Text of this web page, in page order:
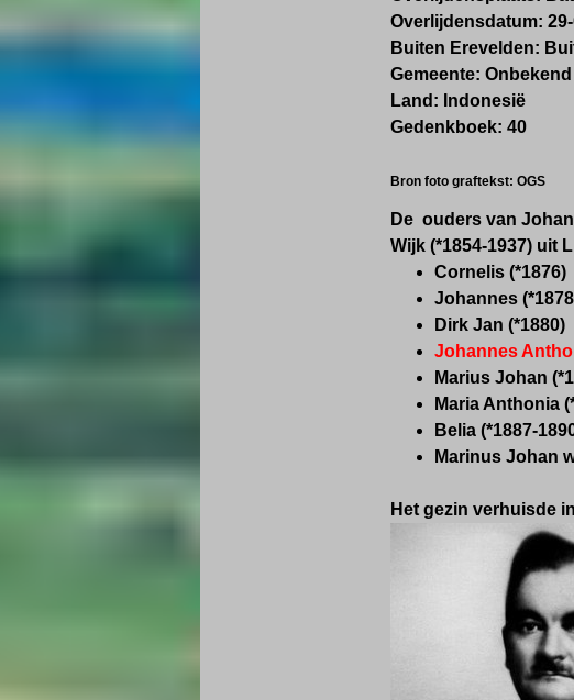
Overlijdensdatum:
Buiten Erevelden:
Gemeente:
Land: Indonesië
Gedenkboek: 40
Bron foto graftekst: OGS
De ouders van
Wijk(*1854-1937) uit
Cornelis (*1876)
Johannes
Dirk Jan (*1880)
Johannes
Marius Johan
Maria Anthonia
Belia (*1887-
Marinus Johan
Het gezin verhuisde